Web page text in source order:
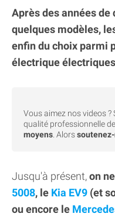
Après des années
quelques modèles,
enfin du choix parmi
électrique
Vous aimez nos videos ?
qualité professionnelle
moyens . Alors
Jusqu'à présent,on
5008, le Kia EV9 (et
ou encore le